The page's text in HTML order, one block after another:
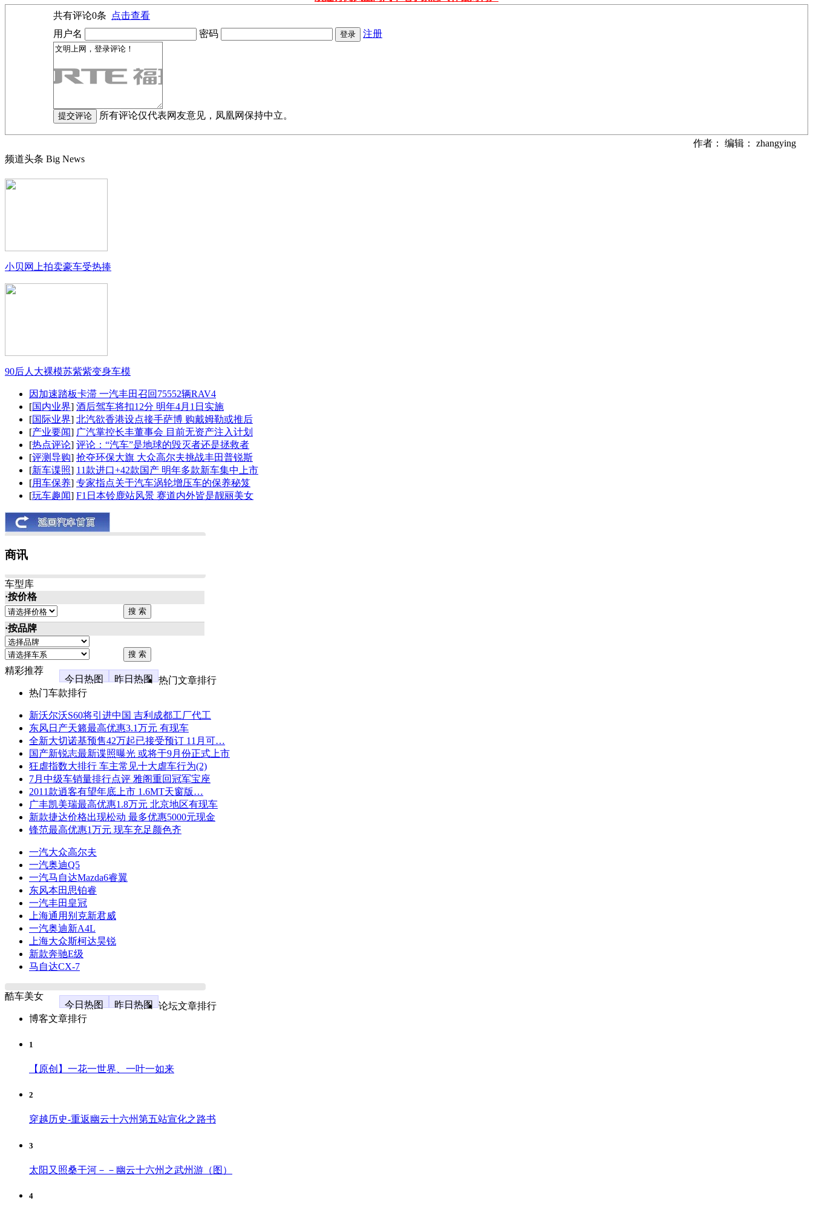
共有评论0条
点击查看
用户名
密码 注册
所有评论仅代表网友意见，凤凰网保持中立。
作者： 编辑： zhangying
频道头条 Big News
小贝网上拍卖豪车受热捧
90后人大裸模苏紫紫变身车模
因加速踏板卡滞 一汽丰田召回75552辆RAV4
[国内业界] 酒后驾车将扣12分 明年4月1日实施
[国际业界] 北汽欲香港设点接手萨博 购戴姆勒或推后
[产业要闻] 广汽掌控长丰董事会 目前无资产注入计划
[热点评论] 评论：“汽车”是地球的毁灭者还是拯救者
[评测导购] 抢夺环保大旗 大众高尔夫挑战丰田普锐斯
[新车谍照] 11款进口+42款国产 明年多款新车集中上市
[用车保养] 专家指点关于汽车涡轮增压车的保养秘笈
[玩车趣闻] F1日本铃鹿站风景 赛道内外皆是靓丽美女
商讯
车型库
·按价格
·按品牌
精彩推荐
今日热图
昨日热图
热门文章排行
热门车款排行
新沃尔沃S60将引进中国 吉利成都工厂代工
东风日产天籁最高优惠3.1万元 有现车
全新大切诺基预售42万起已接受预订 11月可…
国产新锐志最新谍照曝光 或将于9月份正式上市
狂虐指数大排行 车主常见十大虐车行为(2)
7月中级车销量排行点评 雅阁重回冠军宝座
2011款逍客有望年底上市 1.6MT天窗版…
广丰凯美瑞最高优惠1.8万元 北京地区有现车
新款捷达价格出现松动 最多优惠5000元现金
锋范最高优惠1万元 现车充足颜色齐
一汽大众高尔夫
一汽奥迪Q5
一汽马自达Mazda6睿翼
东风本田思铂睿
一汽丰田皇冠
上海通用别克新君威
一汽奥迪新A4L
上海大众斯柯达昊锐
新款奔驰E级
马自达CX-7
酷车美女
今日热图
昨日热图
论坛文章排行
博客文章排行
1
【原创】一花一世界、一叶一如来
2
穿越历史-重返幽云十六州第五站宣化之路书
3
太阳又照桑干河－－幽云十六州之武州游（图）
4